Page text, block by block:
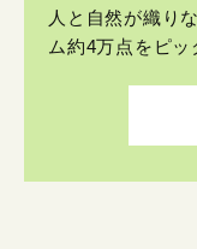
人と自然が織り
ム約4万点をピッ